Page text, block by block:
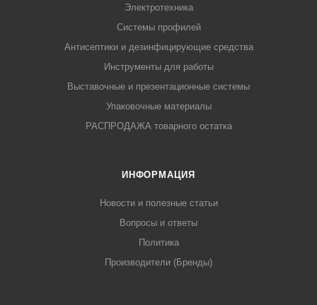
Электротехника
Системы профилей
Антисептики и дезинфицирующие средства
Инструменты для работы
Выставочные и презентационные системы
Упаковочные материалы
РАСПРОДАЖА товарного остатка
ИНФОРМАЦИЯ
Новости и полезные статьи
Вопросы и ответы
Политика
Производители (Бренды)